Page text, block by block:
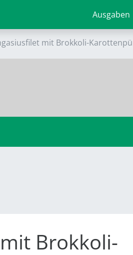
Ausgaben
mit Brokkoli-
Brokkoli-